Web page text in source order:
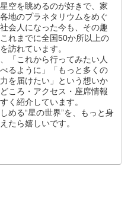
空を眺めるのが好きで、家
地のプラネタリウムをめぐ
会人になった今も、その趣
れまでに全国50か所以上の
訪れています。
「これから行ってみたい人
るように」「もっと多くの
を届けたい」という想いか
ころ・アクセス・座席情報
く紹介しています。
める“星の世界”を、もっと身
たら嬉しいです。